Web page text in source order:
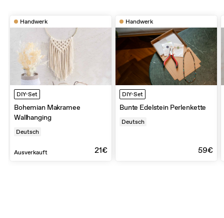
Handwerk
DIY-Set
Bohemian Makramee
Wallhanging
Deutsch
Ausverkauft 21€
Handwerk
DIY-Set
Bunte Edelstein Perlenkette
Deutsch
59€